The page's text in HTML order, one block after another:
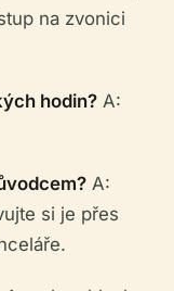
na zvonici
hodin? A:
A:
si je přes